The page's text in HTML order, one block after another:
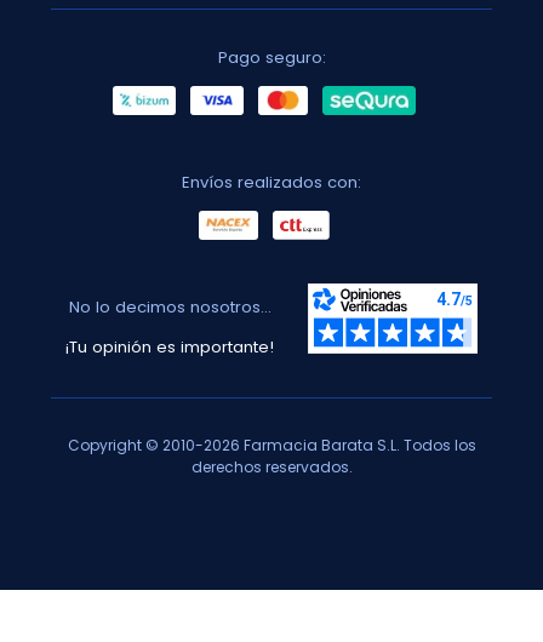
Pago seguro:
Envíos realizados con:
No lo decimos nosotros...
¡Tu opinión es importante!
Copyright © 2010-2026 Farmacia Barata S.L. Todos los
derechos reservados.